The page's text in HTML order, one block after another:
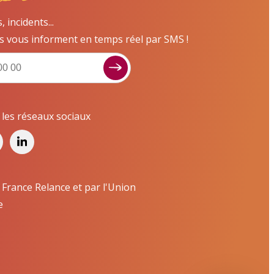
incidents...
vous informent en temps réel par SMS !
réseaux sociaux
Relance et par l'Union
Signaler un dysfonctionnement ?
Cliquez ici pour interagir avec les services de
votre ville !